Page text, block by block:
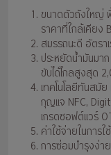
ขนาดตัวถังใหญ่
ราคาที่ใกล้เคียง
สมรรถนะดี อัตรา
ประหยัดน้ำมันมา
ขับได้ไกลสูงสุด
เทคโนโลยีทันสมั
กุญแจ NFC,
เกรดซอฟต์แวร์
ค่าใช้จ่ายในการ
การซ่อมบำรุงง่า